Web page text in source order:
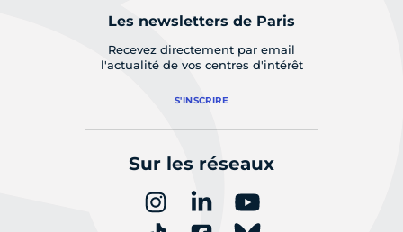
Les newsletters de Paris
Recevez directement par email
l'actualité de vos centres d'intérêt
S'INSCRIRE
Sur les réseaux